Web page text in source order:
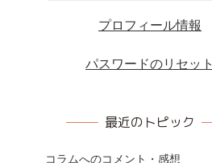
プロフィール情報
パスワードのリセット
最近のトピック
コラムへのコメント・感想